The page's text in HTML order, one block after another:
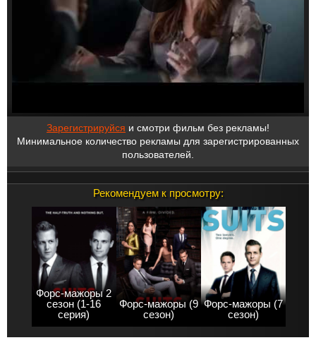
Зарегистрируйся и смотри фильм без рекламы!
Минимальное количество рекламы для зарегистрированных
пользователей.
Рекомендуем к просмотру:
Форс-мажоры 2
сезон (1-16
серия)
Форс-мажоры (9
сезон)
Форс-мажоры (7
сезон)